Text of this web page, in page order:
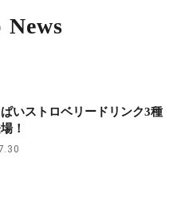
News
いストロベリードリンク3種
！